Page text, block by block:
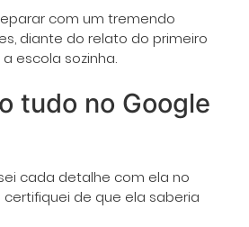
com um tremendo
diante do relato do primeiro
escola sozinha.
tudo no Google
cada detalhe com ela no
de que ela saberia